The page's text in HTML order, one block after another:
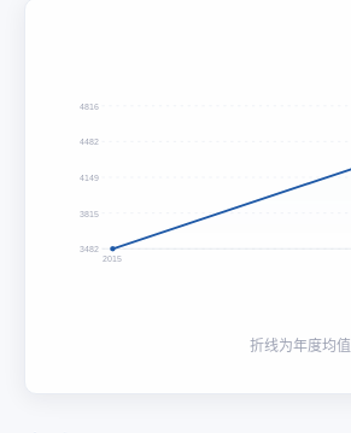
4816
4482
4149
3815
3482
2015
折线为年度均值